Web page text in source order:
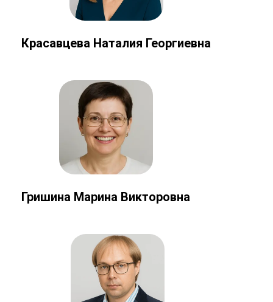
Красавцева Наталия Георгиевна
Гришина Марина Викторовна